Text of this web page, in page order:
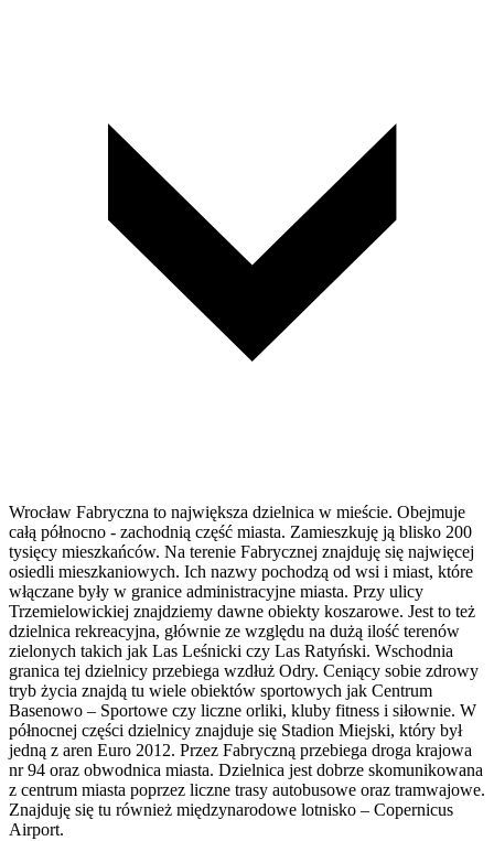
Wrocław Fabryczna to największa dzielnica w mieście. Obejmuje
całą północno - zachodnią część miasta. Zamieszkuję ją blisko 200
tysięcy mieszkańców. Na terenie Fabrycznej znajduję się najwięcej
osiedli mieszkaniowych. Ich nazwy pochodzą od wsi i miast, które
włączane były w granice administracyjne miasta. Przy ulicy
Trzemielowickiej znajdziemy dawne obiekty koszarowe. Jest to też
dzielnica rekreacyjna, głównie ze względu na dużą ilość terenów
zielonych takich jak Las Leśnicki czy Las Ratyński. Wschodnia
granica tej dzielnicy przebiega wzdłuż Odry. Ceniący sobie zdrowy
tryb życia znajdą tu wiele obiektów sportowych jak Centrum
Basenowo – Sportowe czy liczne orliki, kluby fitness i siłownie. W
północnej części dzielnicy znajduje się Stadion Miejski, który był
jedną z aren Euro 2012. Przez Fabryczną przebiega droga krajowa
nr 94 oraz obwodnica miasta. Dzielnica jest dobrze skomunikowana
z centrum miasta poprzez liczne trasy autobusowe oraz tramwajowe.
Znajduję się tu również międzynarodowe lotnisko – Copernicus
Airport.